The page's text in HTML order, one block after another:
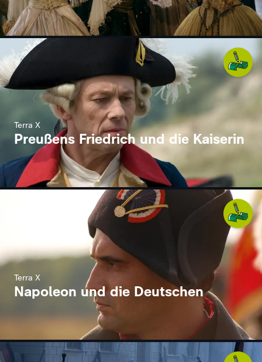
Terra X
Preußens Friedrich und die Kaiserin
Terra X
Napoleon und die Deutschen